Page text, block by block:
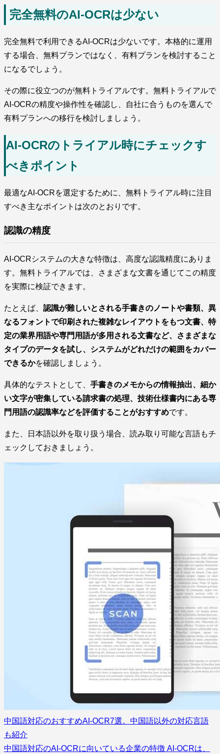
完全無料のAI-OCRは少ない
完全無料で利用できるAI-OCRは少ないです。本格的に運用
する場合、無料プランではなく、有料プランを検討すること
になるでしょう。
その際に役立つのが無料トライアルです。無料トライアルで
AI-OCRの精度や操作性を確認し、自社に合うものを選んで
有料プランへの移行を検討しましょう。
AI-OCRのトライアル時にチェックす
べきポイント
最適なAI-OCRを選定するために、無料トライアル時に注目
すべき主なポイントは次のとおりです。
認識の精度
AI-OCRシステムの大きな特徴は、高度な認識精度にありま
す。無料トライアルでは、さまざまな文書を通じてこの精度
を実際に検証できます。
たとえば、 認識が難しいとされる手書きのノートや書類、異
なるフォントで印刷された複雑なレイアウトをもつ文書、特
定の業界用語や専門用語が多用される文書など、さまざまな
タイプのデータを試し、システムがどれだけの範囲をカバー
できるかを確認しましょう。
具体的なテストとして、 手書きのメモからの情報抽出、細か
い文字が密集している請求書の処理、技術仕様書内にある専
門用語の認識率などを評価することがおすすめです。
また、日本語以外を取り扱う場合、読み取り可能な言語もチ
ェックしておきましょう。
中国語対応のおすすめAI-OCR7選。中国語以外の対応言語
も紹介
中国語対応のAI-OCRに向いている企業の特徴 AI-OCRは、